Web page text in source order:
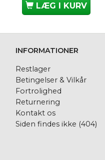
LÆG I KURV
INFORMATIONER
Restlager
Betingelser & Vilkår
Fortrolighed
Returnering
Kontakt os
Siden findes ikke (404)